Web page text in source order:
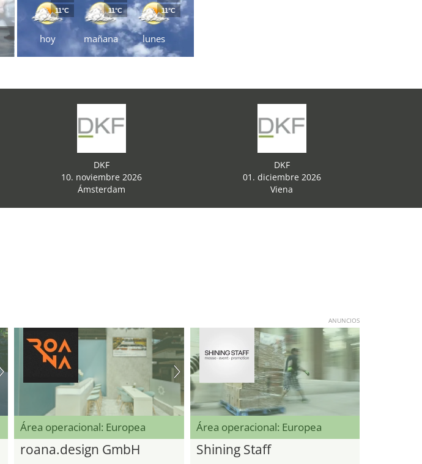
hoy
11°C
mañana
11°C
lunes
11°C
DKF
10. noviembre 2026
Ámsterdam
DKF
01. diciembre 2026
Viena
ANUNCIOS
Área operacional: Europea
roana.design GmbH
Área operacional: Europea
Shining Staff